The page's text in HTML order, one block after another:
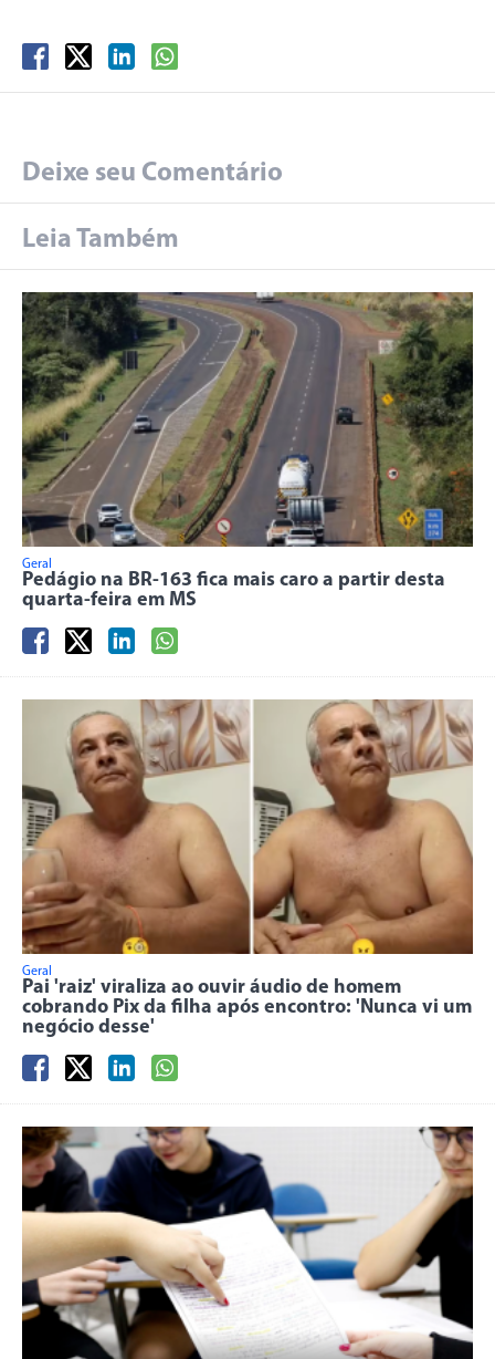
Deixe seu Comentário
Leia Também
Geral
Pedágio na BR-163 fica mais caro a partir desta
quarta-feira em MS
Geral
Pai 'raiz' viraliza ao ouvir áudio de homem
cobrando Pix da filha após encontro: 'Nunca vi um
negócio desse'